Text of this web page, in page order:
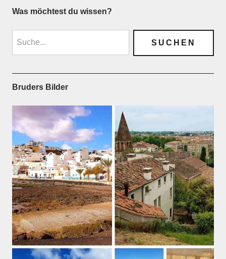
Was möchtest du wissen?
Bruders Bilder